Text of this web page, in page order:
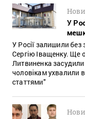
У
У Росії залишили
Сергію Іващенку. Ще
Литвиненка
чоловікам ухвалили
статтями"